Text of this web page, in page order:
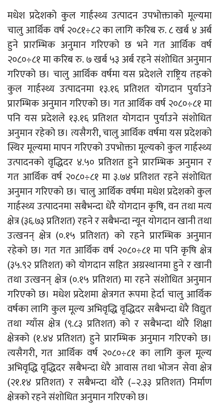
मधेश प्रदेशको कुल गार्हस्थ्य उत्पादन उपभोक्ताको मूल्यमा
चालु आर्थिक वर्ष २०८१÷८२ का लागि करिब रु. ८ खर्ब ४ अर्ब
हुने प्रारम्भिक अनुमान गरिएको छ भने गत आर्थिक वर्ष
२०८०÷८१ मा करिब रु. ७ खर्ब ५३ अर्ब रहने संशोधित अनुमान
गरिएको छ। चालु आर्थिक वर्षमा यस प्रदेशले राष्ट्रिय तहको
कुल गार्हस्थ्य उत्पादनमा १३.१६ प्रतिशत योगदान पुर्याउने
प्रारम्भिक अनुमान गरिएको छ। गत आर्थिक वर्ष २०८०÷८१ मा
पनि यस प्रदेशले १३.१६ प्रतिशत योगदान पुर्याउने संशोधित
अनुमान रहेको छ। त्यसैगरी, चालु आर्थिक वर्षमा यस प्रदेशको
स्थिर मूल्यमा मापन गरिएको उपभोक्ता मूल्यको कुल गार्हस्थ्य
उत्पादनको वृद्धिदर ४.५० प्रतिशत हुने प्रारम्भिक अनुमान र
गत आर्थिक वर्ष २०८०÷८१ मा ३.७४ प्रतिशत रहने संशोधित
अनुमान गरिएको छ। चालु आर्थिक वर्षमा मधेश प्रदेशको कुल
गार्हस्थ्य उत्पादनमा सबैभन्दा धेरै योगदान कृषि, वन तथा मत्य
क्षेत्र (३६.७३ प्रतिशत) रहने र सबैभन्दा न्यून योगदान खानी तथा
उत्खनन् क्षेत्र (०.१५ प्रतिशत) को रहने प्रारम्भिक अनुमान
रहेको छ। गत गत आर्थिक वर्ष २०८०÷८१ मा पनि कृषि क्षेत्र
(३५.९२ प्रतिशत) को योगदान सहित अग्रस्थानमा हुने र खानी
तथा उत्खनन् क्षेत्र (०.१५ प्रतिशत) मा रहने संशोधित अनुमान
गरिएको छ। मधेश प्रदेशमा क्षेत्रगत रूपमा हेर्दा चालु आर्थिक
वर्षका लागि कुल मूल्य अभिवृद्धि वृद्धिदर सबैभन्दा धेरै विद्युत
तथा ग्याँस क्षेत्र (९.८३ प्रतिशत) को र सबैभन्दा थोरै शिक्षा
क्षेत्रको (१.४४ प्रतिशत) हुने प्रारम्भिक अनुमान गरिएको छ।
त्यसैगरी, गत आर्थिक वर्ष २०८०÷८१ का लागि कुल मूल्य
अभिवृद्धि वृद्धिदर सबैभन्दा धेरै आवास तथा भोजन सेवा क्षेत्र
(२१.१४ प्रतिशत) र सबैभन्दा थोरै (–२.३३ प्रतिशत) निर्माण
क्षेत्रको रहने संशोधित अनुमान गरिएको छ।